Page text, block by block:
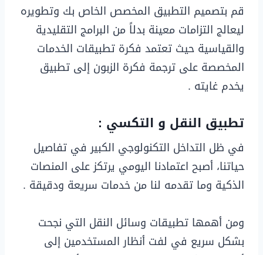
قم بتصميم التطبيق المخصص الخاص بك وتطويره
ليعالج التزامات معينة بدلاً من البرامج التقليدية
والقياسية حيث تعتمد فكرة تطبيقات الخدمات
المخصصة على ترجمة فكرة الزبون إلى تطبيق
يخدم غايته .
تطبيق النقل و التكسي :
في ظل التداخل التكنولوجي الكبير في تفاصيل
حياتنا، أصبح اعتمادنا اليومي يرتكز على المنصات
الذكية وما تقدمه لنا من خدمات سريعة ودقيقة .
ومن أهمها تطبيقات وسائل النقل التي نجحت
بشكل سريع في لفت أنظار المستخدمين إلى